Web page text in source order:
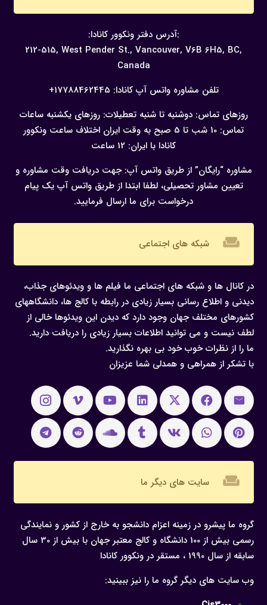
:آدرس دفتر ونکوور کانادا:
212-515, West Pender St., Vancouver, V6B 6H5, BC,
Canada
تلفن مشاوره واتس آپ کانادا: 17788462445+
روزهای تماس: دوشنبه تا شنبه تعطیلات: روزهای یکشنبه ساعات
تماس: 10 شب تا 5 صبح به وقت ایران
اختلاف ساعت ونکوور
کانادا با ایران: 12 ساعت
مشاوره “رایگان” از طریق واتس آپ: جهت دریافت وقت مشاوره و
تعیین مشاور تحصیلی، لطفا ابتدا از طریق واتس آپ یک پیام
درخواست برای ما ارسال فرمایید.
weekend شبکه های اجتماعی
در کانال ها و شبکه های اجتماعی ما فیلم ها و ویدئوهای جذاب،
دیدنی و اطلاع رسانی بسیار زیادی در رابطه با کالج ها، دانشگاههای
کشورهای مختلف جهان وجود دارد که دیدن این ویدئوها خالی از
لطف نیست و می توانید اطلاعات بسیار زیادی را دریافت دارید.
ما را از نظرات خوب خود بی بهره نگذارید.
با تشکر از همراهی و همدلی شما عزیزان
weekend سایت های دیگر ما
گروه ما پیشرو در زمینه اعزام دانشجو به خارج از کشور و نمایندگی
رسمی بیش از 100 دانشگاه و کالج معتبر جهان با بیش از 30 سال
سابقه از سال 1990 ، مستقر در ونکوور کانادا
وب سایت های دیگر گروه ما را نیز ببینید: